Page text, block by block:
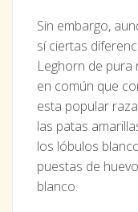
Sin embargo,
sí ciertas
Leghorn de
en común que
esta popular
las patas
los lóbulos
puestas de
blanco.